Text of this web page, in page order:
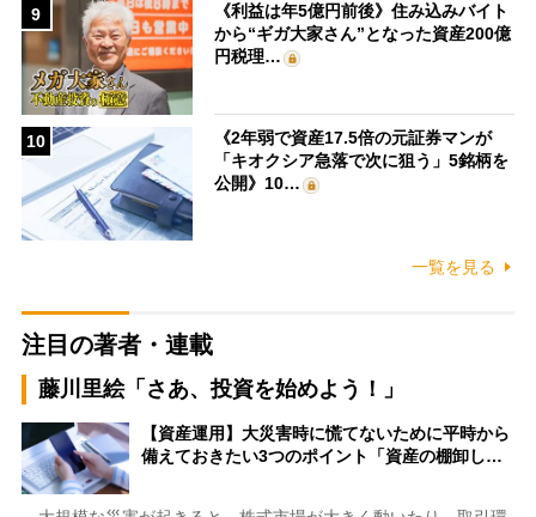
9
《利益は年5億円前後》住み込みバイト
から“ギガ大家さん”となった資産200億
円税理…
10
《2年弱で資産17.5倍の元証券マンが
「キオクシア急落で次に狙う」5銘柄を
公開》10…
一覧を見る
注目の著者・連載
藤川里絵「さあ、投資を始めよう！」
【資産運用】大災害時に慌てないために平時から
備えておきたい3つのポイント「資産の棚卸し…